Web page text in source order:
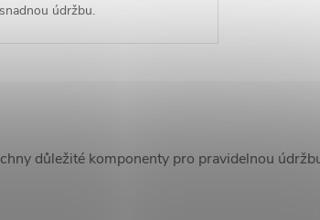
údržbu.
důležité komponenty pro pravidelnou